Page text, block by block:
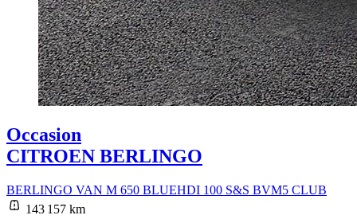
Occasion
CITROEN BERLINGO
BERLINGO VAN M 650 BLUEHDI 100 S&S BVM5 CLUB
143 157 km